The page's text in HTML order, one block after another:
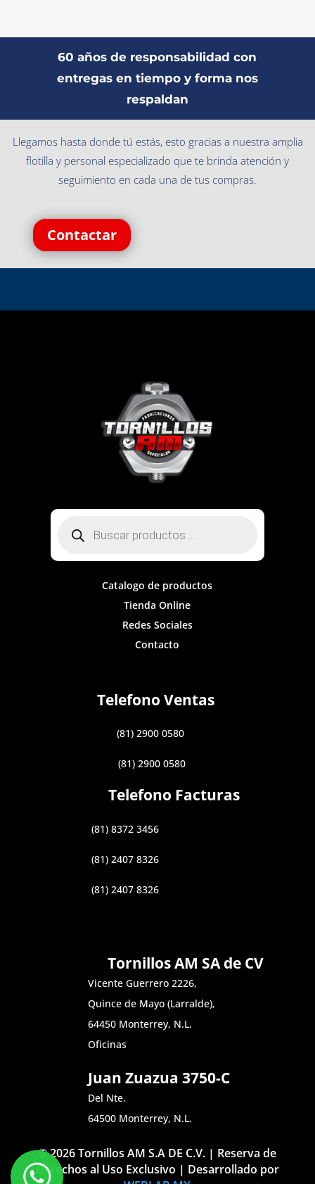
60 años de responsabilidad con
entregas en tiempo y forma nos
respaldan
Llegamos hasta donde tú estás, esto gracias a nuestra amplia
flotilla y personal especializado que te brinda atención y
seguimiento en cada una de tus compras.
Contactar
productos
Catalogo de productos
Tienda Online
Redes Sociales
Contacto
Telefono Ventas
(81) 2900 0580
(81) 2900 0580
Telefono Facturas
(81) 8372 3456
(81) 2407 8326
(81) 2407 8326
Tornillos AM SA de CV
Vicente Guerrero 2226,
Quince de Mayo (Larralde),
64450 Monterrey, N.L.
Oficinas
Juan Zuazua 3750-C
Del Nte.
64500 Monterrey, N.L.
© 2026 Tornillos AM S.A DE C.V. | Reserva de
Derechos al Uso Exclusivo | Desarrollado por